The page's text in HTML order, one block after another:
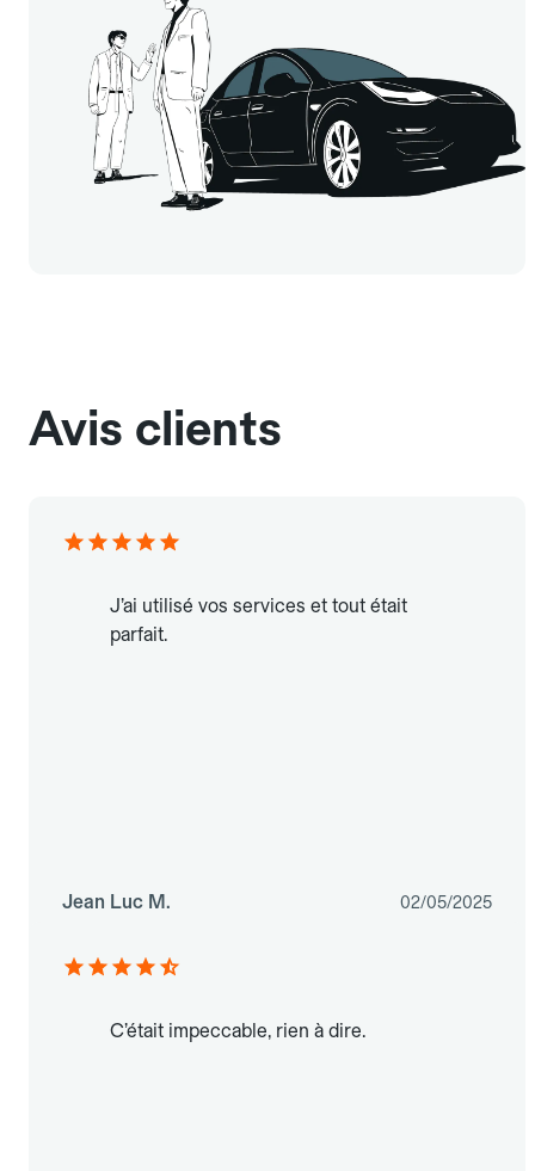
Avis clients
J’ai utilisé vos services et tout était
parfait.
Jean Luc M. 02/05/2025
C’était impeccable, rien à dire.